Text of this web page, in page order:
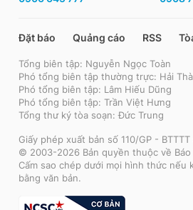
Đặt báo Quảng cáo RSS
Tổng biên tập: Nguyễn Ngọc Toàn
Phó tổng biên tập thường trực: Hải
Phó tổng biên tập: Lâm Hiếu Dũng
Phó tổng biên tập: Trần Việt Hưng
Tổng thư ký tòa soạn: Đức Trung
Giấy phép xuất bản số 110/GP -
© 2003-2026 Bản quyền thuộc về Báo
Cấm sao chép dưới mọi hình thức nếu
bằng văn bản.